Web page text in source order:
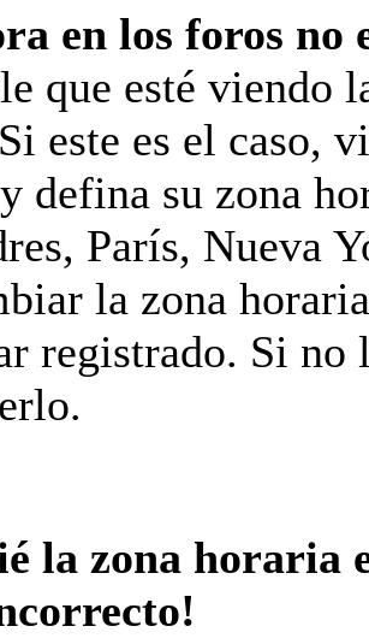
en los foros no
que esté viendo
este es el caso,
defina su zona
París, Nueva
la zona
registrado. Si no
la zona horaria